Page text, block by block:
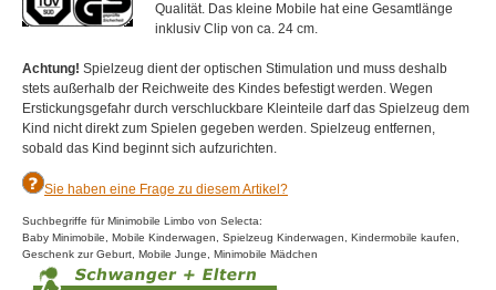
Qualität. Das kleine Mobile hat eine Gesamtlänge
inklusiv Clip von ca. 24 cm.
Achtung! Spielzeug dient der optischen Stimulation und muss deshalb
stets außerhalb der Reichweite des Kindes befestigt werden. Wegen
Erstickungsgefahr durch verschluckbare Kleinteile darf das Spielzeug dem
Kind nicht direkt zum Spielen gegeben werden. Spielzeug entfernen,
sobald das Kind beginnt sich aufzurichten.
Sie haben eine Frage zu diesem Artikel?
Suchbegriffe für Minimobile Limbo von Selecta:
Baby Minimobile, Mobile Kinderwagen, Spielzeug Kinderwagen, Kindermobile kaufen,
Geschenk zur Geburt, Mobile Junge, Minimobile Mädchen